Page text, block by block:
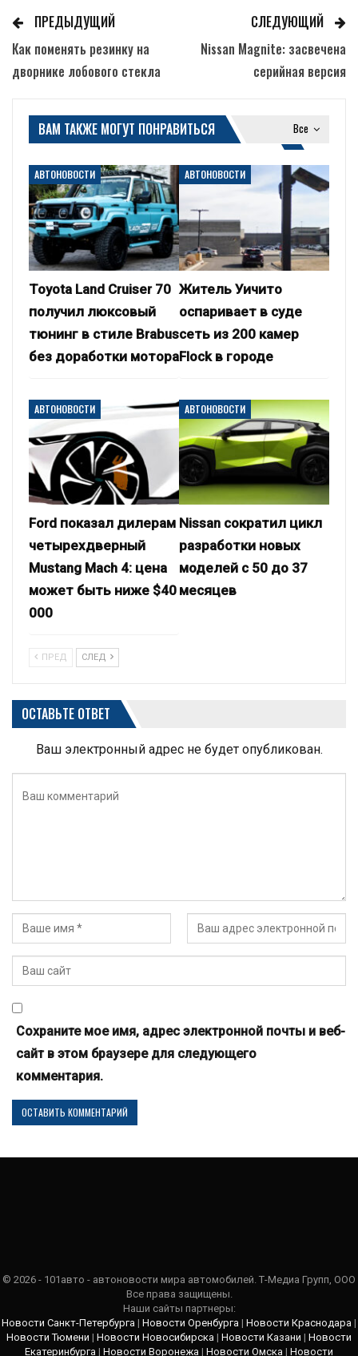
ПРЕДЫДУЩИЙ
Как поменять резинку на
дворнике лобового стекла
СЛЕДУЮЩИЙ
Nissan Magnite: засвечена
серийная версия
Все
ВАМ ТАКЖЕ МОГУТ ПОНРАВИТЬСЯ
АВТОНОВОСТИ
Toyota Land Cruiser 70
получил люксовый
тюнинг в стиле Brabus
без доработки мотора
АВТОНОВОСТИ
Житель Уичито
оспаривает в суде
сеть из 200 камер
Flock в городе
АВТОНОВОСТИ
Ford показал дилерам
четырехдверный
Mustang Mach 4: цена
может быть ниже $40
000
АВТОНОВОСТИ
Nissan сократил цикл
разработки новых
моделей с 50 до 37
месяцев
ПРЕД СЛЕД
ОСТАВЬТЕ ОТВЕТ
Ваш электронный адрес не будет опубликован.
Сохраните мое имя, адрес электронной почты и веб-
сайт в этом браузере для следующего
комментария.
© 2026 - 101авто - автоновости мира автомобилей. Т-Медиа Групп, ООО
Все права защищены.
Наши сайты партнеры:
Новости Санкт-Петербурга | Новости Оренбурга | Новости Краснодара |
Новости Тюмени | Новости Новосибирска | Новости Казани | Новости
Екатеринбурга | Новости Воронежа | Новости Омска | Новости